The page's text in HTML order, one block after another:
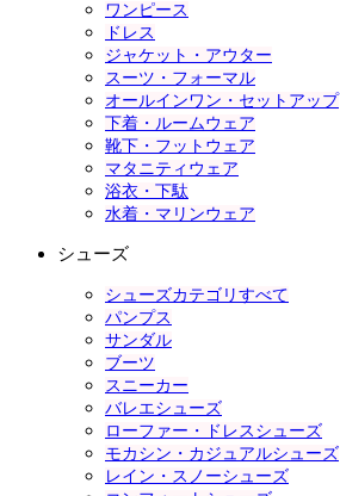
ワンピース
ドレス
ジャケット・アウター
スーツ・フォーマル
オールインワン・セットアップ
下着・ルームウェア
靴下・フットウェア
マタニティウェア
浴衣・下駄
水着・マリンウェア
シューズ
シューズカテゴリすべて
パンプス
サンダル
ブーツ
スニーカー
バレエシューズ
ローファー・ドレスシューズ
モカシン・カジュアルシューズ
レイン・スノーシューズ